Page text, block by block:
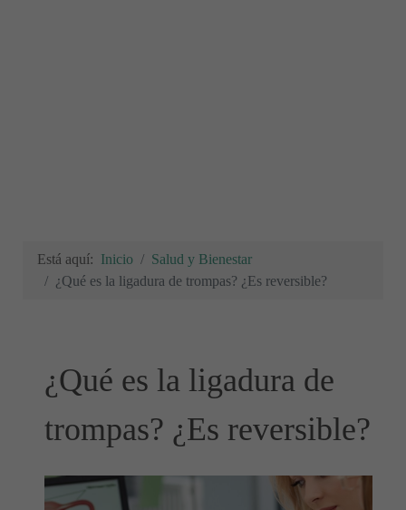
Está aquí: Inicio
Salud y Bienestar
¿Qué es la ligadura de trompas? ¿Es reversible?
¿Qué es la ligadura de
trompas? ¿Es reversible?